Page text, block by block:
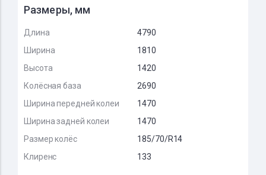
Размеры, мм
Длина
4790
Ширина
1810
Высота
1420
Колёсная база
2690
Ширина передней колеи
1470
Ширина задней колеи
1470
Размер колёс
185/70/R14
Клиренс
133